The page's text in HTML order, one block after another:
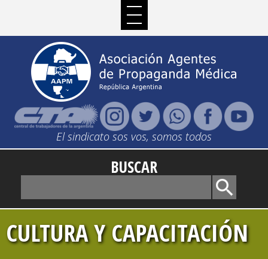
El sindicato sos vos, somos todos
BUSCAR
CULTURA Y CAPACITACIÓN